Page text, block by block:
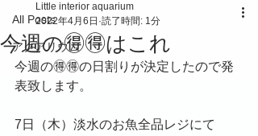
All Posts
アクアリウム
今週の🉐🉐はこれ
Little interior aquarium
2022年4月6日 読了時間: 1分
今週の🉐🉐の日割りが決定したので発
表致します。
7日（木）淡水のお魚全品レジにて